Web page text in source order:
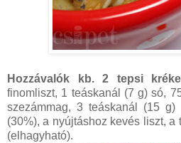
Hozzávalók kb. 2 tepsi
finomliszt, 1 teáskanál (7 g) só,
szezámmag, 3 teáskanál (15
(30%), a nyújtáshoz kevés liszt, a
(elhagyható).